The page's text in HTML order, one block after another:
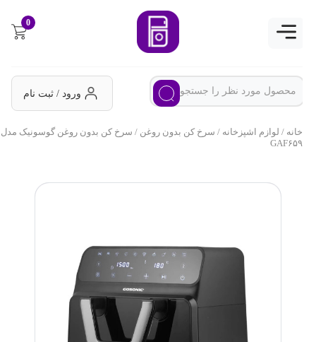
ورود / ثبت نام
خانه/لوازم اشپزخانه/سرخ کن بدون روغن/ سرخ کن بدون روغن گوسونیک مدل
GAF۶۵۹